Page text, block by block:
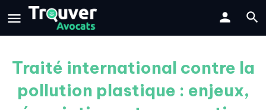
Traité international contre la
pollution plastique : enjeux,